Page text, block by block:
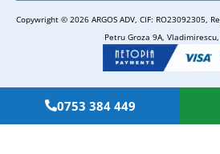
Copywright © 2026 ARGOS ADV, CIF: RO23092305,
Petru Groza 9A,
0753 384 449